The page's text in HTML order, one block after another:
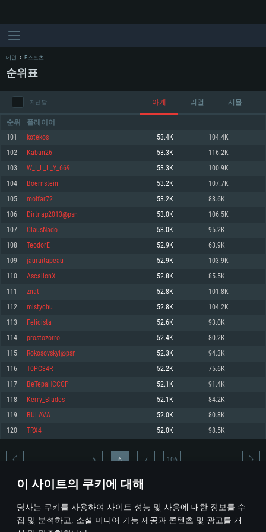
이 사이트의 쿠키에 대해
당사는 쿠키를 사용하여 사이트 성능 및 사용에 대한 정보를 수
집 및 분석하고, 소셜 미디어 기능 제공과 콘텐츠 및 광고를 개
시스템 요구사항
최소사양
운영체제: Windows 10 (64 bit)
프로세서: 2.2 GHz 듀얼코어 이상
메모리: 4GB
그래픽 카드: DirectX 11 이상을 지원하는 AMD Radeon 77XX / NVIDIA
GeForce GT 660. 최소 사양 해상도: 720p
네트워크: 브로드밴드 인터넷
여유 저장 공간: 22.1 GB (최소 클라이언트)
권장 사양
570 혹은 그 이상
여유 저장 공간: 62.2 GB (전체 클라이언트)
최소사양
운영체제: Mac OS Big Sur 11.0
프로세서: 최소 2.2 GHz의 Core i5 (Intel Xeon 은 지원하지 않습니다)
메모리: 6 GB
그래픽 카드: Metal 을 지원하는 Intel Iris Pro 5200 (Mac), 혹은 이와 비슷한 성
능을 가지는 Mac 버전의 AMD/Nvidia. 최소 해상도: 720p
네트워크: 브로드밴드 인터넷
여유 저장 공간: 22.1 GB (최소 클라이언트)
권장 사양
네트워크: 브로드밴드 인터넷
여유 저장 공간: 62.2 GB (전체 클라이언트)
최소사양
운영체제: 64bit Linux 중 최신 버전
프로세서: 2.4 GHz 듀얼코어
메모리: 4 GB
그래픽 카드: Vulkan 을 지원하고, 최신 그래픽 드라이버를 지원하는 NVIDIA
660 (6개월 미만) 혹은 그와 동급의 성능을 가지며 최신 그래픽 드라이버를 지
원하는 AMD (6개월 미만; 최소사양 지원 해상도 720p)
네트워크: 브로드밴드 인터넷
여유 저장 공간: 22.1 GB (최소 클라이언트)
권장 사양
운영체제: Ubuntu 20.04 64bit
프로세서: Intel Core i7
메모리: 16 GB
그래픽 카드: Vulkan 을 지원하고, 최신 그래픽 드라이버를 지원하는 NVIDIA
1060 (6개월 미만) 혹은 그와 동급의 성능을 가지며 최신 그래픽 드라이버를
지원하는 AMD RX 570 (6개월 미만; 최소사양 지원 해상도 720p) 이상
여유 저장 공간: 62.2 GB (전체 클라이언트)
메인 E-스포츠
순위표
지난 달 아케 리얼 시뮬
순위 플레이어
101 kotekos 53.4K 104.4K
102 Kaban26 53.3K 116.2K
103 W_I_L_L_Y_669 53.3K 100.9K
104 Boernstein 53.2K 107.7K
105 molfar72 53.2K 88.6K
106 Dirtnap2013@psn 53.0K 106.5K
107 ClausNado 53.0K 95.2K
108 TeodorE 52.9K 63.9K
109 jauraitapeau 52.9K 103.9K
110 AscallonX 52.8K 85.5K
111 znat 52.8K 101.8K
112 mistychu 52.8K 104.2K
113 Felicista 52.6K 93.0K
114 prostozorro 52.4K 80.2K
115 Rokosovskyi@psn 52.3K 94.3K
116 T0PG34R 52.2K 75.6K
117 BeTepaHCCCP 52.1K 91.4K
118 Kerry_Blades 52.1K 84.2K
119 BULAVА 52.0K 80.8K
120 TRX4 52.0K 98.5K
* 순위표는 매일 1회 갱신됩니다
5 6 7 106